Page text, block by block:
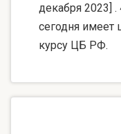
декабря 2023]
сегодня имеет
курсу ЦБ РФ.